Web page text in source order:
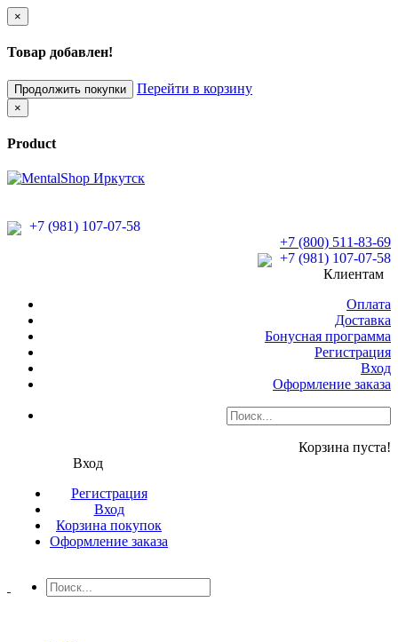
×
Товар добавлен!
Продолжить покупки Перейти в корзину
×
Product
+7 (981) 107-07-58
+7 (800) 511-83-69
+7 (981) 107-07-58
Клиентам
Оплата
Доставка
Бонусная программа
Регистрация
Вход
Оформление заказа
Корзина пуста!
Вход
Регистрация
Вход
Корзина покупок
Оформление заказа